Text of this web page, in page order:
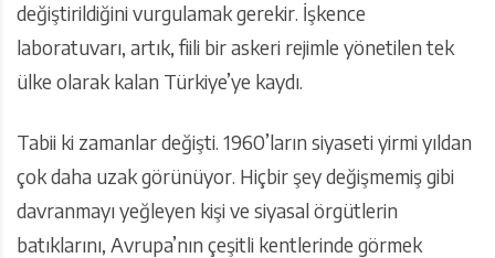
değiştirildiğini vurgulamak gerekir. İşkence
laboratuvarı, artık, fiili bir askeri rejimle yönetilen tek
ülke olarak kalan Türkiye’ye kaydı.
Tabii ki zamanlar değişti. 1960’ların siyaseti yirmi yıldan
çok daha uzak görünüyor. Hiçbir şey değişmemiş gibi
davranmayı yeğleyen kişi ve siyasal örgütlerin
batıklarını, Avrupa’nın çeşitli kentlerinde görmek